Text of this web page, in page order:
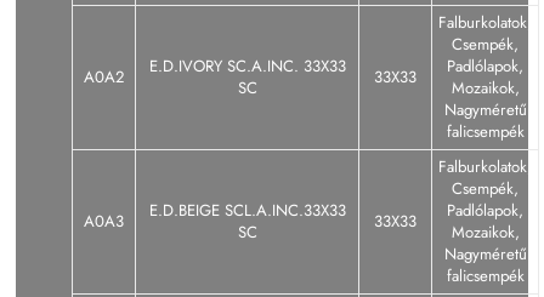
A0A2
E.D.IVORY SC.A.INC. 33X33
SC
33X33
Falburkolatok,
Csempék,
Padlólapok,
Mozaikok,
Nagyméretű
falicsempék
A0A3
E.D.BEIGE SCL.A.INC.33X33
SC
33X33
Falburkolatok,
Csempék,
Padlólapok,
Mozaikok,
Nagyméretű
falicsempék